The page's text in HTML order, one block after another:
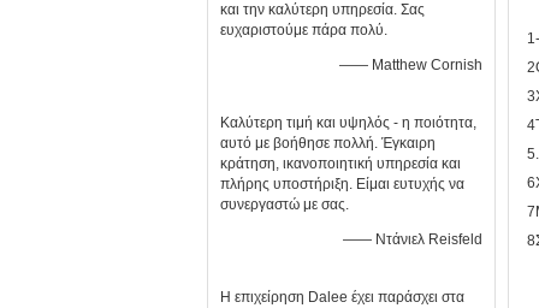
και την καλύτερη υπηρεσία. Σας
ευχαριστούμε πάρα πολύ.
—— Matthew Cornish
Καλύτερη τιμή και υψηλός - η ποιότητα,
αυτό με βοήθησε πολλή. Έγκαιρη
κράτηση, ικανοποιητική υπηρεσία και
πλήρης υποστήριξη. Είμαι ευτυχής να
συνεργαστώ με σας.
—— Ντάνιελ Reisfeld
Η επιχείρηση Dalee έχει παράσχει στα